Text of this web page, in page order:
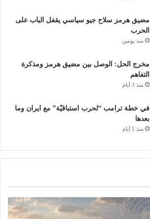
مضيق هرمز سلاح جيو سياسي يقفل الباب على
الحرب
منذ يومين
مخرج الحل: الوصل بين مضيق هرمز ومذكرة
التفاهم
منذ 3 أيام
في خطة ترامب “لحرب استباقيّة” مع ايران وما
بعدها
منذ 5 أيام